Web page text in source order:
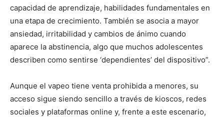
capacidad de aprendizaje, habilidades fundamentales en
una etapa de crecimiento. También se asocia a mayor
ansiedad, irritabilidad y cambios de ánimo cuando
aparece la abstinencia, algo que muchos adolescentes
describen como sentirse ‘dependientes’ del dispositivo”.
Aunque el vapeo tiene venta prohibida a menores, su
acceso sigue siendo sencillo a través de kioscos, redes
sociales y plataformas online y, frente a este escenario,